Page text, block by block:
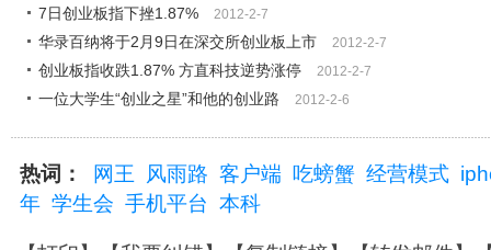
7日创业板指下挫1.87% 2012-2-7
华录百纳将于2月9日在深交所创业板上市 2012-2-7
创业板指收跌1.87% 方直科技逆势涨停 2012-2-7
一位大学生“创业之星”和他的创业路 2012-2-6
热词： 网王 风雨路 客户端 吃螃蟹 经营模式
年 学生会 手机平台 本科